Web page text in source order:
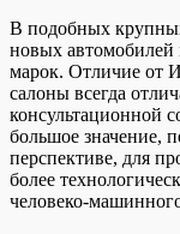
В подобных
новых автомобилей
марок. Отличие от
салоны всегда
консультационной
большое значение,
перспективе, для
более
человеко-